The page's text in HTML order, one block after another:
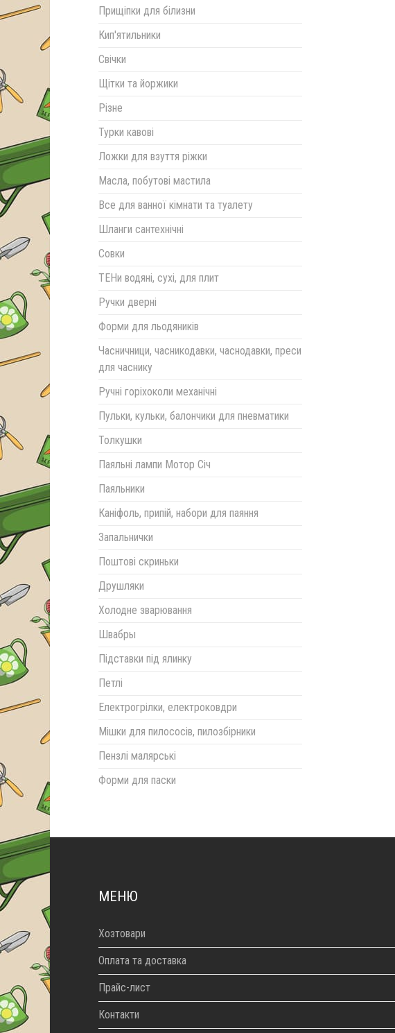
Прищіпки для білизни
Кип'ятильники
Свічки
Щітки та йоржики
Різне
Турки кавові
Ложки для взуття ріжки
Масла, побутові мастила
Все для ванної кімнати та туалету
Шланги сантехнічні
Совки
ТЕНи водяні, сухі, для плит
Ручки дверні
Форми для льодяників
Часничници, часникодавки, часнодавки, преси
для часнику
Ручні горіхоколи механічні
Пульки, кульки, балончики для пневматики
Толкушки
Паяльні лампи Мотор Січ
Паяльники
Каніфоль, припій, набори для паяння
Запальнички
Поштові скриньки
Друшляки
Холодне зварювання
Швабры
Підставки під ялинку
Петлі
Електрогрілки, електроковдри
Мішки для пилососів, пилозбірники
Пензлі малярські
Форми для паски
МЕНЮ
Хозтовари
Оплата та доставка
Прайс-лист
Контакти